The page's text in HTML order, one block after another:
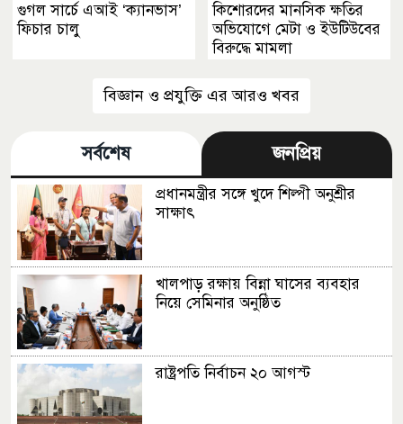
গুগল সার্চে এআই ‘ক্যানভাস’
ফিচার চালু
কিশোরদের মানসিক ক্ষতির
অভিযোগে মেটা ও ইউটিউবের
বিরুদ্ধে মামলা
বিজ্ঞান ও প্রযুক্তি এর আরও খবর
সর্বশেষ জনপ্রিয়
প্রধানমন্ত্রীর সঙ্গে খুদে শিল্পী অনুশ্রীর
সাক্ষাৎ
খালপাড় রক্ষায় বিন্না ঘাসের ব্যবহার
নিয়ে সেমিনার অনুষ্ঠিত
রাষ্ট্রপতি নির্বাচন ২০ আগস্ট